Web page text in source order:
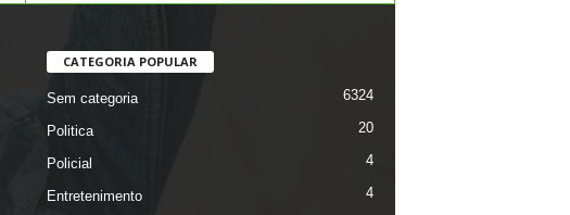
CATEGORIA POPULAR
Sem categoria 6324
Politica 20
Policial 4
Entretenimento 4